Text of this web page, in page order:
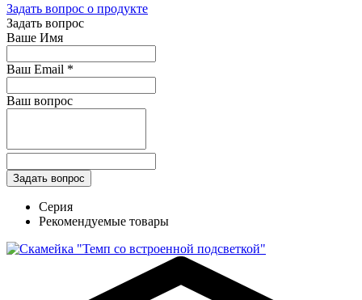
Задать вопрос о продукте
Задать вопрос
Ваше Имя
Ваш Email *
Ваш вопрос
Серия
Рекомендуемые товары